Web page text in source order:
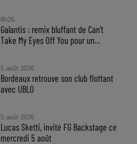
8h26
Galantis : remix bluffant de Can’t
Take My Eyes Off You pour un...
5 août 2026
Bordeaux retrouve son club flottant
avec UBLO
5 août 2026
Lucas Sketti, invité FG Backstage ce
mercredi 5 août